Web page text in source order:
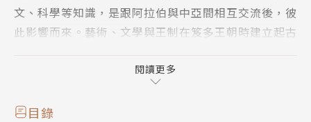
文、科學等知識，是跟阿拉伯與中亞間相互交流後，彼
此影響而來。藝術、文學與王制在笈多王朝時建立起古
帝國的統治，仍未完全伊斯蘭化、西方化，反而融合成
印度獨有的樣貌。民族主義更是為印度注入新思想，甚
至蔓延至周邊國家。
閱讀更多
目錄